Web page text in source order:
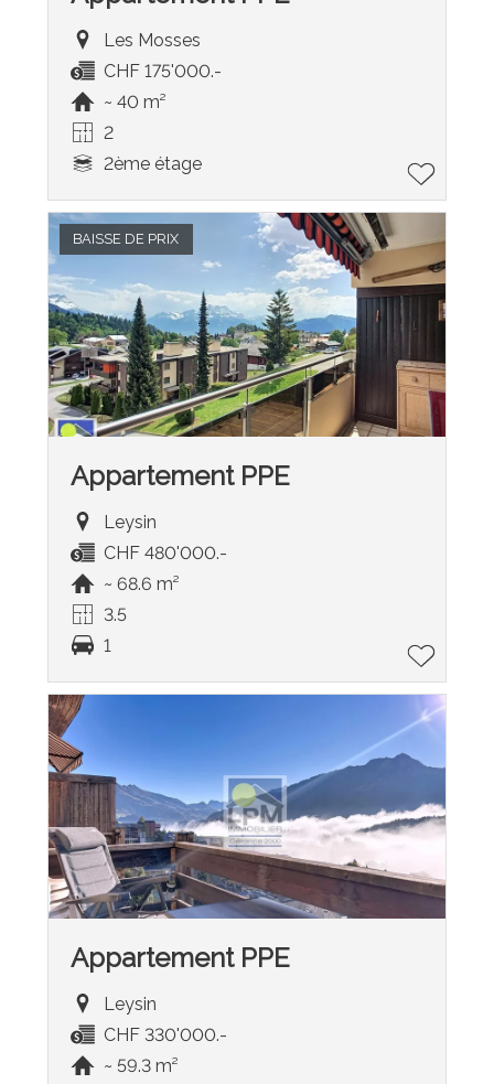
Les Mosses
CHF 175'000.-
~ 40 m²
2
2ème étage
BAISSE DE PRIX
Appartement PPE
Leysin
CHF 480'000.-
~ 68.6 m²
3.5
1
Appartement PPE
Leysin
CHF 330'000.-
~ 59.3 m²